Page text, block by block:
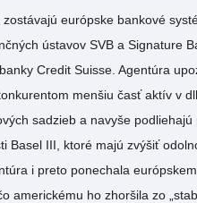
zostávajú európske bankové
ústavov SVB a Signature
Credit Suisse. Agentúra
menšiu časť aktív v
sadzieb a navyše
Basel III, ktoré majú zvýšiť
i preto ponechala
americkému ho zhoršila zo